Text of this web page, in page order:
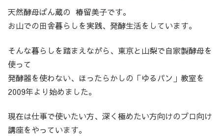
天然酵母ぱん蔵の 椿留美子です。
お山での田舎暮らしを実践、発酵生活をしています。
そんな暮らしを踏まえながら、東京と山梨で自家製酵母を
使って
発酵器を使わない、ほったらかしの「ゆるパン」教室を
2009年より始めました。
現在は仕事で使いたい方、深く極めたい方向けのプロ向け
講座をやっています。